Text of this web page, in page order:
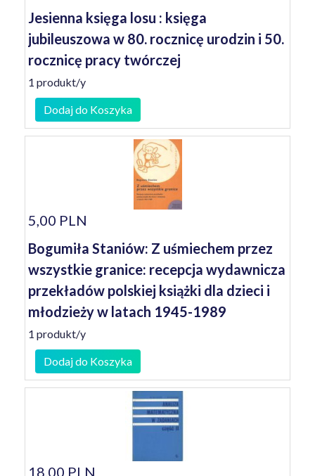
Jesienna księga losu : księga
jubileuszowa w 80. rocznicę urodzin i 50.
rocznicę pracy twórczej
1 produkt/y
Dodaj do Koszyka
5,00 PLN
Bogumiła Staniów: Z uśmiechem przez
wszystkie granice: recepcja wydawnicza
przekładów polskiej książki dla dzieci i
młodzieży w latach 1945-1989
1 produkt/y
Dodaj do Koszyka
18,00 PLN